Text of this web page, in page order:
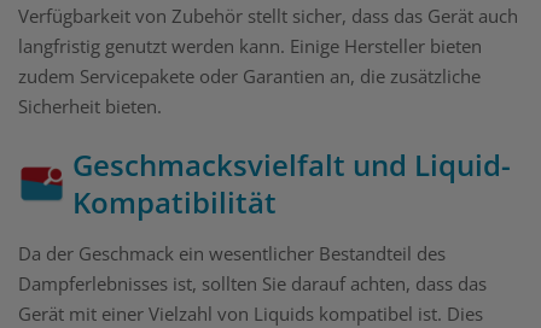
Verfügbarkeit von Zubehör stellt sicher, dass das Gerät auch
langfristig genutzt werden kann. Einige Hersteller bieten
zudem Servicepakete oder Garantien an, die zusätzliche
Sicherheit bieten.
Geschmacksvielfalt und Liquid-
Kompatibilität
Da der Geschmack ein wesentlicher Bestandteil des
Dampferlebnisses ist, sollten Sie darauf achten, dass das
Gerät mit einer Vielzahl von Liquids kompatibel ist. Dies